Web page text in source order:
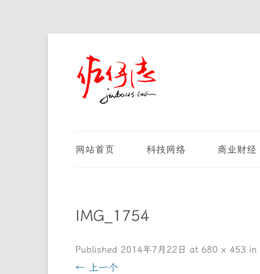
网站首页 科技网络 商业财经
IMG_1754
Published 2014年7月22日 at 680 × 453 in
← 上一个